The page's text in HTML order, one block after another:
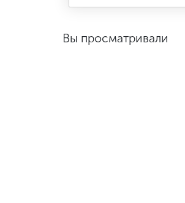
Вы просматривали